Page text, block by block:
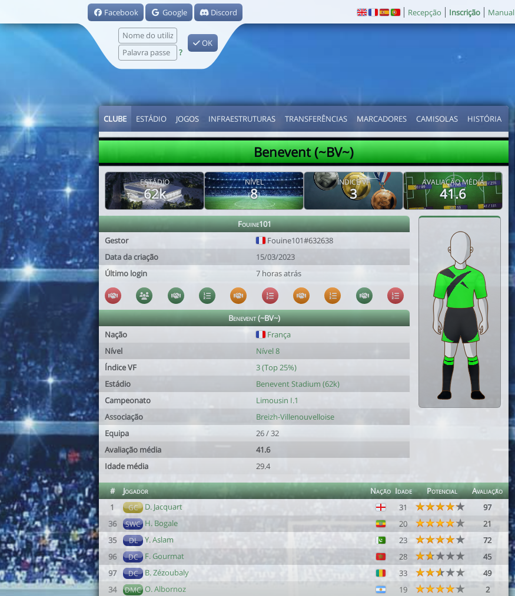
Facebook Google Discord
?
OK
Recepção Inscrição Manual
CLUBE ESTÁDIO JOGOS INFRAESTRUTURAS TRANSFERÊNCIAS MARCADORES CAMISOLAS HISTÓRIA
Benevent (~BV~)
ESTÁDIO
62k
NÍVEL
8
ÍNDICE VF
3
AVALIAÇÃO MÉDIA
41.6
Fouine101
Gestor
Fouine101#632638
Data da criação
15/03/2023
Último login
7 horas atrás
Benevent (~BV~)
Nação
França
Nível
Nível 8
Índice VF
3 (Top 25%)
Estádio
Benevent Stadium (62k)
Campeonato
Limousin I.1
Associação
Breizh-Villenouvelloise
Equipa
26 / 32
Avaliação média
41.6
Idade média
29.4
# Jogador Nação Idade Potencial
Avaliação
1
GC D. Jacquart 31
97
36
SWC H. Bogale 20
21
35
DL Y. Aslam 23
72
96
DC F. Gourmat 28
45
97
DC B. Zézoubaly 33
49
34
DMC O. Albornoz 19
2